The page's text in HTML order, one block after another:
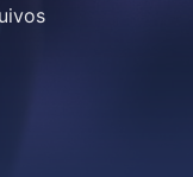
vez maiso celular